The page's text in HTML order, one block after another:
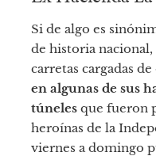
Si de algo es
de historia nacional,
carretas cargadas
en algunas de sus
túneles que fueron
heroínas de la
viernes a domingo